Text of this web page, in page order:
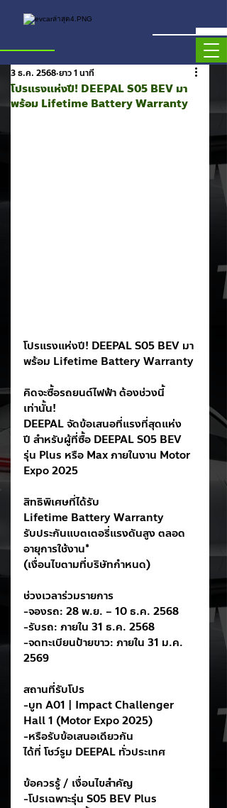
โปรแรงแห่งปี! DEEPAL S05 BEV มา
พร้อม Lifetime Battery Warranty
3 ธ.ค. 2568 ยาว 1 นาที
โปรแรงแห่งปี! DEEPAL S05 BEV มา
พร้อม Lifetime Battery Warranty
คิดจะซื้อรถยนต์ไฟฟ้า ต้องช่วงนี้
เท่านั้น!
DEEPAL จัดข้อเสนอที่แรงที่สุดแห่ง
ปี สำหรับผู้ที่ซื้อ DEEPAL S05 BEV
รุ่น Plus หรือ Max ภายในงาน Motor
Expo 2025
สิทธิพิเศษที่ได้รับ
Lifetime Battery Warranty
รับประกันแบตเตอรี่แรงดันสูง ตลอด
อายุการใช้งาน*
(เงื่อนไขตามที่บริษัทกำหนด)
ช่วงเวลาร่วมรายการ
-จองรถ: 28 พ.ย. – 10 ธ.ค. 2568
-รับรถ: ภายใน 31 ธ.ค. 2568
-จดทะเบียนป้ายขาว: ภายใน 31 ม.ค.
2569
สถานที่รับโปร
-บูท A01 | Impact Challenger
Hall 1 (Motor Expo 2025)
-หรือรับข้อเสนอเดียวกัน
ได้ที่ โชว์รูม DEEPAL ทั่วประเทศ
ข้อควรรู้ / เงื่อนไขสำคัญ
-โปรเฉพาะรุ่น S05 BEV Plus